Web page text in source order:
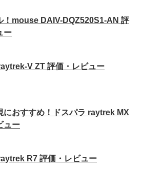
！mouse DAIV-DQZ520S1-AN 評
ー
V ZT 評価・レビュー
におすすめ！ドスパラ raytrek MX
ュー
R7 評価・レビュー